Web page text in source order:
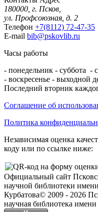
180000, г. Псков,
ул. Профсоюзная, д. 2
Телефон +7(8112) 72-47-35
E-mail bib@pskovlib.ru
Часы работы
- понедельник - суббота -
- воскресенье - выходной
Последний вторник
Соглашение об
Политика
Независимая оценка
коду или по ссылке ниже:
Официальный сайт
научной библиотеки
Курбатова© 2009 - 2026
научная библиотека